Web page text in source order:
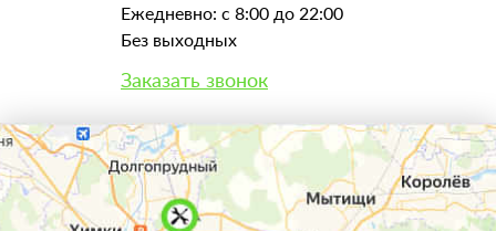
Ежедневно: с 8:00 до 22:00
Без выходных
Заказать звонок